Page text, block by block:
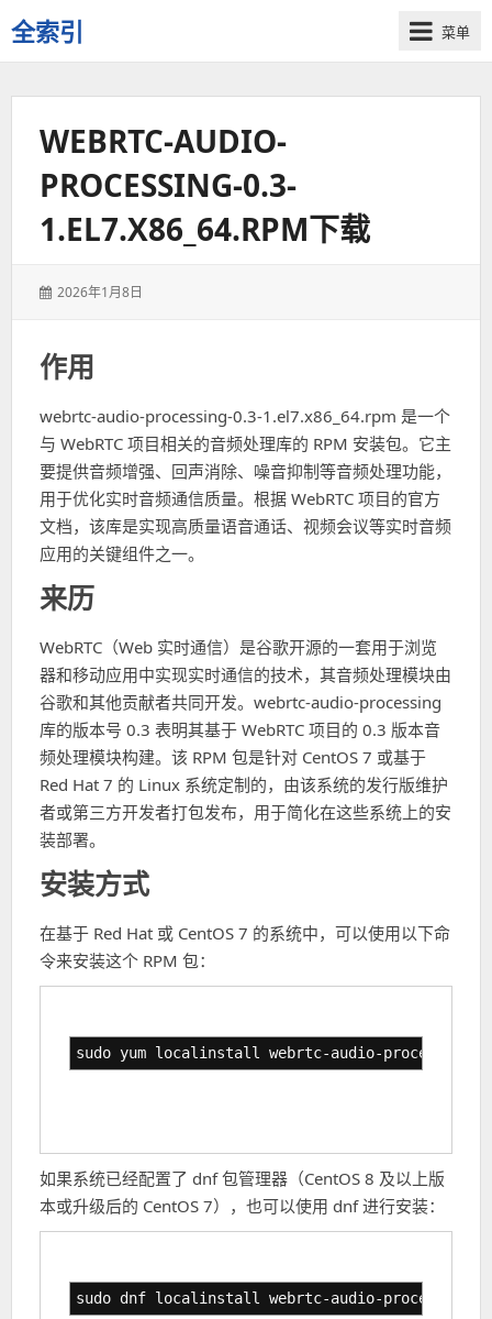
全索引
一
些
菜单
WEBRTC-AUDIO-
PROCESSING-0.3-
1.EL7.X86_64.RPM下载
发
2026年1月8日
作用
webrtc-audio-processing-0.3-1.el7.x86_64.rpm 是一个
与 WebRTC 项目相关的音频处理库的 RPM 安装包。它主
要提供音频增强、回声消除、噪音抑制等音频处理功能，
用于优化实时音频通信质量。根据 WebRTC 项目的官方
文档，该库是实现高质量语音通话、视频会议等实时音频
应用的关键组件之一。
来历
WebRTC（Web 实时通信）是谷歌开源的一套用于浏览
器和移动应用中实现实时通信的技术，其音频处理模块由
谷歌和其他贡献者共同开发。webrtc-audio-processing
库的版本号 0.3 表明其基于 WebRTC 项目的 0.3 版本音
频处理模块构建。该 RPM 包是针对 CentOS 7 或基于
Red Hat 7 的 Linux 系统定制的，由该系统的发行版维护
者或第三方开发者打包发布，用于简化在这些系统上的安
装部署。
安装方式
在基于 Red Hat 或 CentOS 7 的系统中，可以使用以下命
令来安装这个 RPM 包：
sudo yum localinstall webrtc-audio-processing-
如果系统已经配置了 dnf 包管理器（CentOS 8 及以上版
本或升级后的 CentOS 7），也可以使用 dnf 进行安装：
sudo dnf localinstall webrtc-audio-processing-